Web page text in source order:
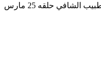
الشافي حلقه 25 مارس